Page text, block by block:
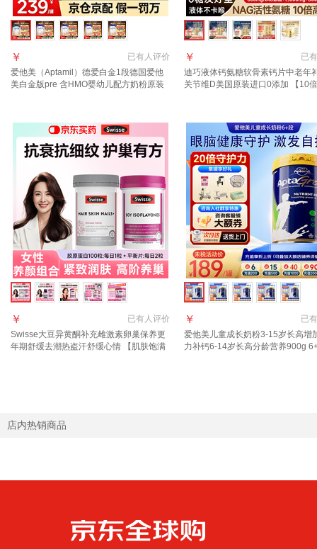
已有人评价
￥
爱他美（Aptamil）德爱白金1段德国爱他
美白金版pre 含HMO婴幼儿配方奶粉原装
已有
￥
迪巧液体钙氨糖软骨素钙片中老年
关节维D美国原装进口0添加 【10
已有人评价
￥
Swisse大豆异黄酮补充雌激素卵巢保养更
年期舒缓去潮热盗汗舒缓心情 【肌肤饱满
已有
￥
爱他美儿童成长奶粉3-15岁长高增
力补钙6-14岁长高分龄营养900g
店内热销商品